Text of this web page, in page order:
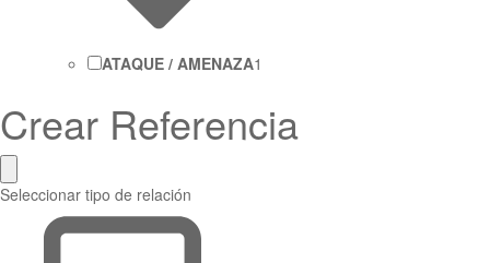
ATAQUE / AMENAZA1
Crear Referencia
Seleccionar tipo de relación